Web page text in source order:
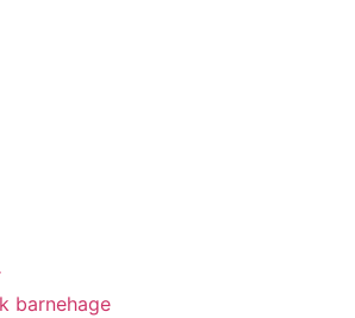
barnehage